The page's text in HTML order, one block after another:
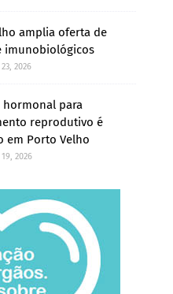
amplia oferta de
imunobiológicos
2026
hormonal para
reprodutivo é
em Porto Velho
2026